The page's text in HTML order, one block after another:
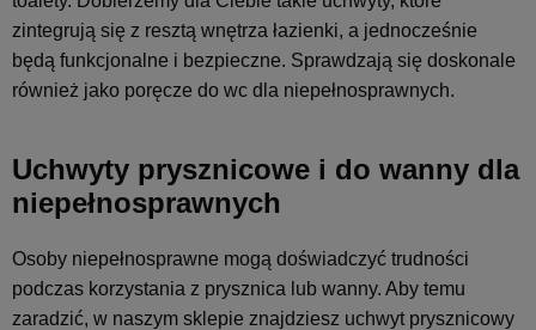
zintegrują się z resztą wnętrza łazienki, a jednocześnie
będą funkcjonalne i bezpieczne. Sprawdzają się doskonale
również jako poręcze do wc dla niepełnosprawnych.
Uchwyty prysznicowe i do wanny dla
niepełnosprawnych
Osoby niepełnosprawne mogą doświadczyć trudności
podczas korzystania z prysznica lub wanny. Aby temu
zaradzić, w naszym sklepie znajdziesz uchwyt prysznicowy